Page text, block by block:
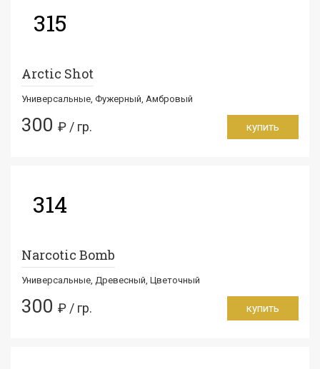
315
Arctic Shot
Универсальные, Фужерный, Амбровый
300 ₽ / гр. купить
314
Narcotic Bomb
Универсальные, Древесный, Цветочный
300 ₽ / гр. купить